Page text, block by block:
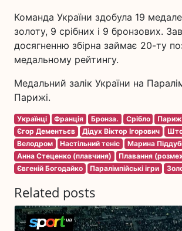
Команда України здобула 19
золоту, 9 срібних і 9 бронзових.
досягненню збірна займає 20-ту
медальному рейтингу.
Медальний залік України на
Парижі.
Українці Франція Бронза. Срібло Париж
Єгор Дементьєв
Дідух Віктор Ігорович
Велодром
Настільний теніс
Марина
Анна Стеценко (плавчиня)
Плавання
Євгеній Богодайко
Паралімпійські ігри
Related posts